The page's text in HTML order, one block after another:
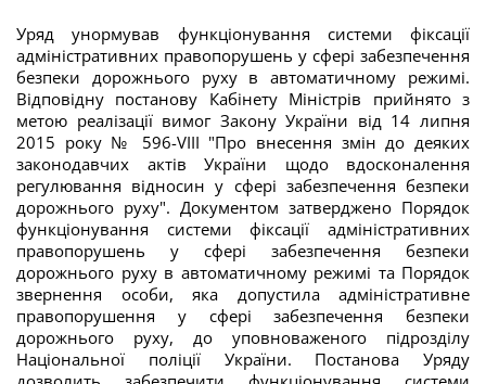
Уряд унормував функціонування системи фіксації
адміністративних правопорушень у сфері забезпечення
безпеки дорожнього руху в автоматичному режимі.
Відповідну постанову Кабінету Міністрів прийнято з
метою реалізації вимог Закону України від 14 липня
2015 року № 596-VIII "Про внесення змін до деяких
законодавчих актів України щодо вдосконалення
регулювання відносин у сфері забезпечення безпеки
дорожнього руху". Документом затверджено Порядок
функціонування системи фіксації адміністративних
правопорушень у сфері забезпечення безпеки
дорожнього руху в автоматичному режимі та Порядок
звернення особи, яка допустила адміністративне
правопорушення у сфері забезпечення безпеки
дорожнього руху, до уповноваженого підрозділу
Національної поліції України. Постанова Уряду